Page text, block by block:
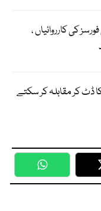
کی کارروائیاں ،
ڈٹ کر مقابلہ کر سکتے
WhatsApp